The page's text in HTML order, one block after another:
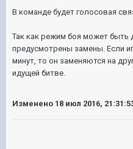
В команде будет голосовая
Так как режим боя может быть
предусмотрены замены. Если
минут, то он заменяются на
идущей битве.
Изменено 18 июл 2016,